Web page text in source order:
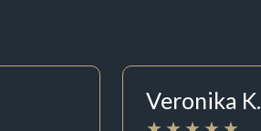
Veronika K.